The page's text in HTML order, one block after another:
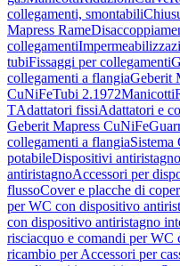
collegamenti, smontabili
Mapress Rame
collegamenti
tubiFissaggi per collegamenti
collegamenti a flangiaGeberit
CuNiFeTubi 2.1972Manicotti
TAdattatori fissiAdattatori e
Geberit Mapress CuNiFe
collegamenti a flangiaSistema
potabileDispositivi antiristagno
antiristagnoAccessori per
flussoCover e placche di
per WC con dispositivo
con dispositivo antiristagno
risciacquo e comandi per WC
ricambio per Accessori per